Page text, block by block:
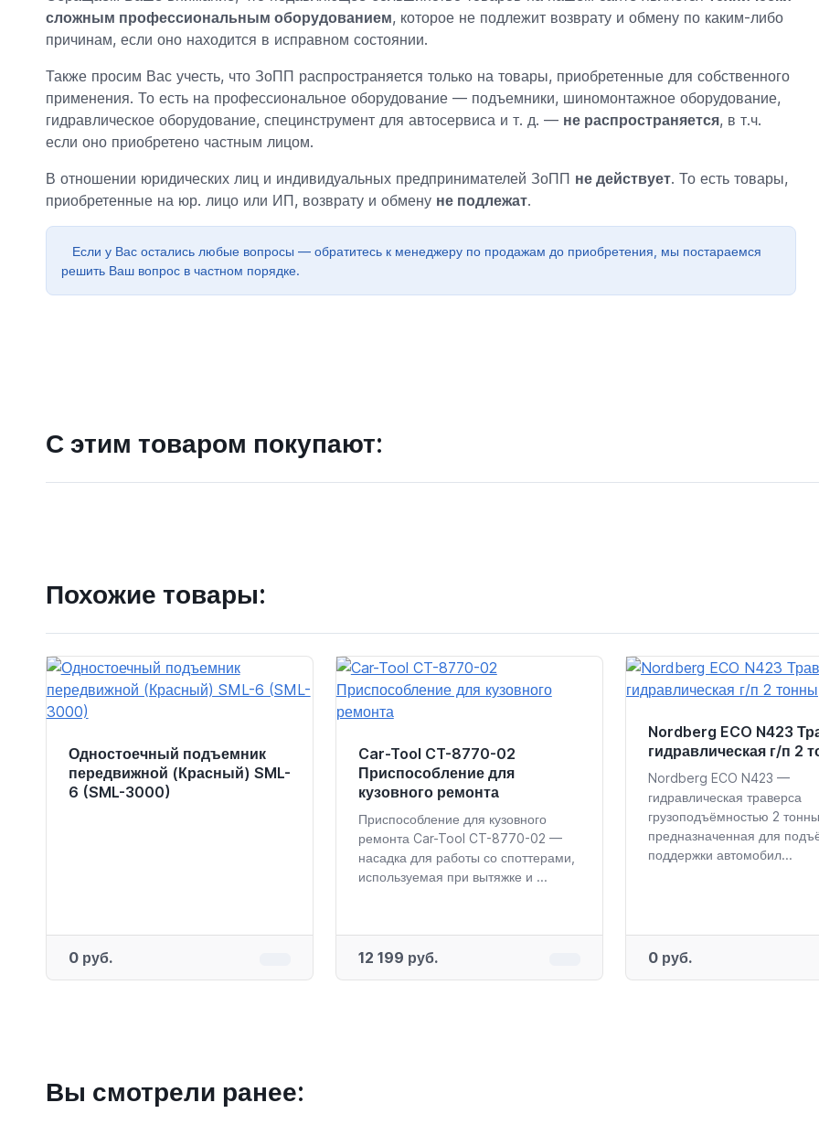
сложным профессиональным оборудованием, которое не подлежит возврату и обмену по каким-либо
причинам, если оно находится в исправном состоянии.
Также просим Вас учесть, что ЗоПП распространяется только на товары, приобретенные для собственного
применения. То есть на профессиональное оборудование — подъемники, шиномонтажное оборудование,
гидравлическое оборудование, специнструмент для автосервиса и т. д. — не распространяется, в т.ч.
если оно приобретено частным лицом.
В отношении юридических лиц и индивидуальных предпринимателей ЗоПП не действует. То есть товары,
приобретенные на юр. лицо или ИП, возврату и обмену не подлежат.
Если у Вас остались любые вопросы — обратитесь к менеджеру по продажам до приобретения, мы постараемся
решить Ваш вопрос в частном порядке.
С этим товаром покупают:
Похожие товары:
Одностоечный подъемник
передвижной (Красный) SML-
6 (SML-3000)
0 руб.
Car-Tool CT-8770-02
Приспособление для
кузовного ремонта
Приспособление для кузовного
ремонта Car-Tool CT-8770-02 —
насадка для работы со споттерами,
используемая при вытяжке и ...
12 199 руб.
Nordberg ECO N423
гидравлическая г/п 2
Nordberg ECO N423 —
гидравлическая траверса
грузоподъёмностью 2 тонны,
предназначенная для
поддержки автомобил...
0 руб.
Вы смотрели ранее: